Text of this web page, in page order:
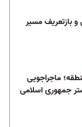
بازتعریف مسیر
ماجراجویی
جمهوری اسلامی